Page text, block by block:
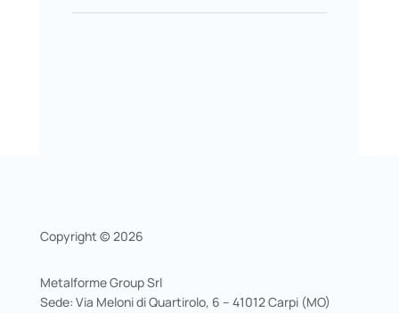
Copyright © 2026
Metalforme Group Srl
Sede: Via Meloni di Quartirolo, 6 – 41012 Carpi (MO)